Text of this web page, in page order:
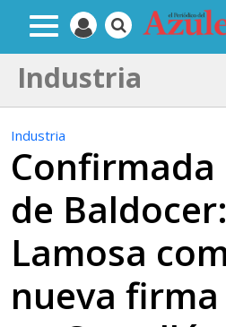
Industria
Industria
Confirmada
de
Lamosa
nueva